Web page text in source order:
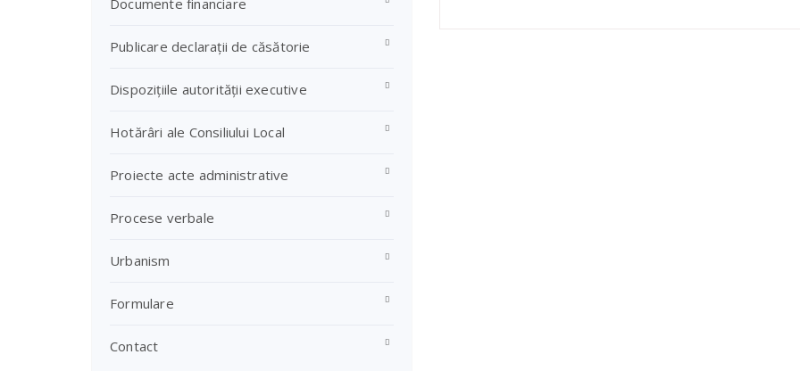
Documente financiare
Publicare declarații de căsătorie
Dispozițiile autorității executive
Hotărâri ale Consiliului Local
Proiecte acte administrative
Procese verbale
Urbanism
Formulare
Contact